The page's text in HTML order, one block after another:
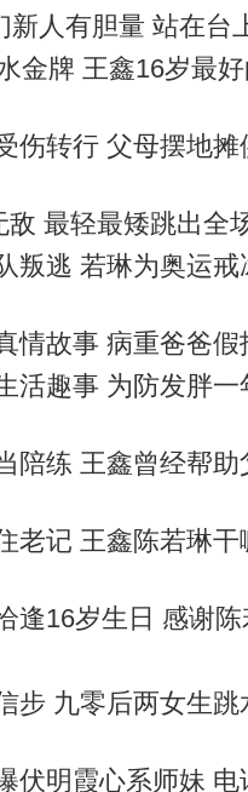
新人有胆量 站在台
金牌 王鑫16岁最
伤转行 父母摆地摊
敌 最轻最矮跳出全
叛逃 若琳为奥运戒
情故事 病重爸爸假
活趣事 为防发胖一
陪练 王鑫曾经帮
老记 王鑫陈若琳干
逢16岁生日 感谢
步 九零后两女生跳
伏明霞心系师妹 电